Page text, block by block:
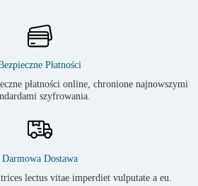
Płatności
płatności online, chronione najnowszymi
szyfrowania.
Darmowa Dostawa
lectus vitae imperdiet vulputate a eu.